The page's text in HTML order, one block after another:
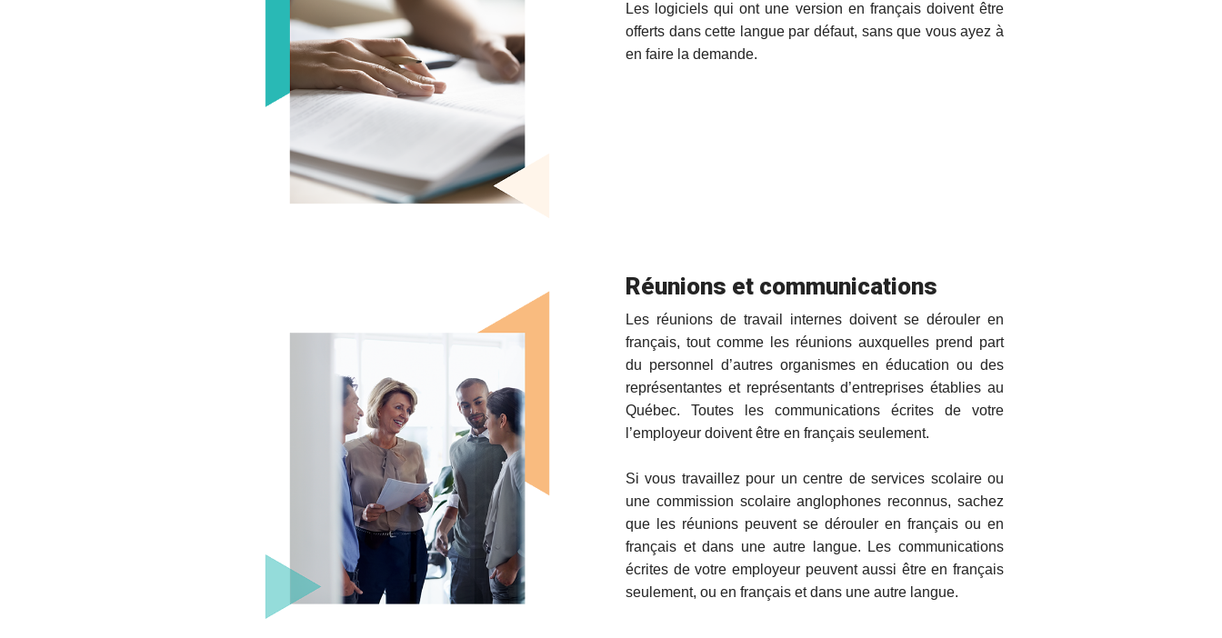
Les logiciels qui ont une version en français doivent être
offerts dans cette langue par défaut, sans que vous ayez à
en faire la demande.
Réunions et communications
Les réunions de travail internes doivent se dérouler en
français, tout comme les réunions auxquelles prend part
du personnel d’autres organismes en éducation ou des
représentantes et représentants d’entreprises établies au
Québec. Toutes les communications écrites de votre
l’employeur doivent être en français seulement.
Si vous travaillez pour un centre de services scolaire ou
une commission scolaire anglophones reconnus, sachez
que les réunions peuvent se dérouler en français ou en
français et dans une autre langue. Les communications
écrites de votre employeur peuvent aussi être en français
seulement, ou en français et dans une autre langue.